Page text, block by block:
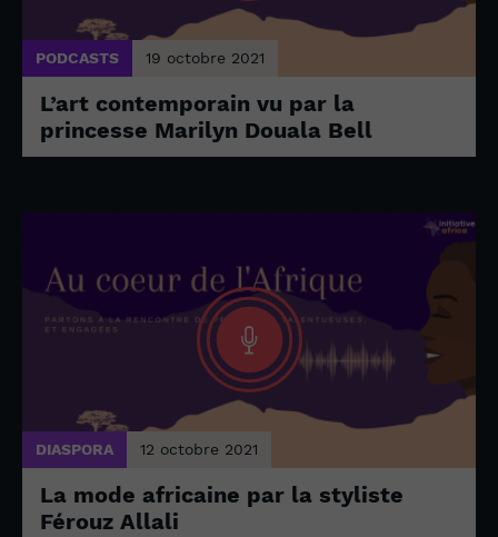
PODCASTS 19 octobre 2021
L’art contemporain vu par la
princesse Marilyn Douala Bell
DIASPORA 12 octobre 2021
La mode africaine par la styliste
Férouz Allali